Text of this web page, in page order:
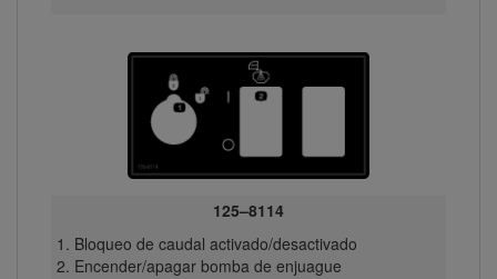
125–8114
Bloqueo de caudal activado/desactivado
Encender/apagar bomba de enjuague